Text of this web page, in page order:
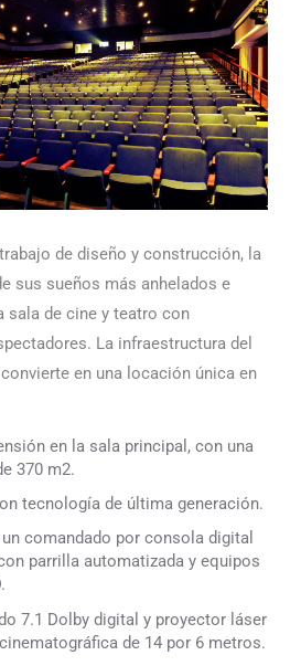
de diseño y construcción, la
sus sueños más anhelados e
sala de cine y teatro con
La infraestructura del
en una locación única en
en la sala principal, con una
370 m2.
tecnología de última generación.
un comandado por consola digital
parrilla automatizada y equipos
7.1 Dolby digital y proyector láser
de 14 por 6 metros.